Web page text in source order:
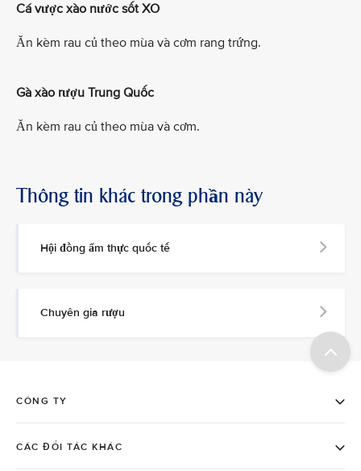
Cá vược xào nước sốt XO
Ăn kèm rau củ theo mùa và cơm rang trứng.
Gà xào rượu Trung Quốc
Ăn kèm rau củ theo mùa và cơm.
Thông tin khác trong phần này
Hội đồng ẩm thực quốc tế
Chuyên gia rượu